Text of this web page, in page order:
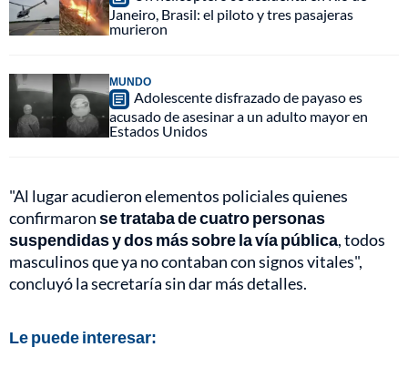
Janeiro, Brasil: el piloto y tres pasajeras
murieron
MUNDO
Adolescente disfrazado de payaso es
acusado de asesinar a un adulto mayor en
Estados Unidos
"Al lugar acudieron elementos policiales quienes
confirmaronse trataba de cuatro personas
suspendidas y dos más sobre la vía pública, todos
masculinos que ya no contaban con signos vitales",
concluyó la secretaría sin dar más detalles.
Le puede interesar: